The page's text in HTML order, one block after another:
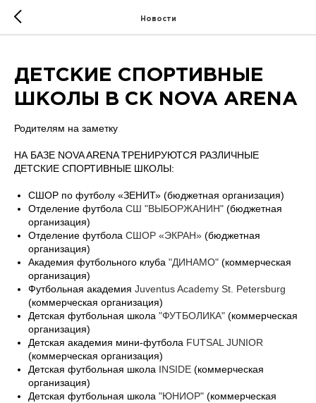
Новости
ДЕТСКИЕ СПОРТИВНЫЕ
ШКОЛЫ В СК NOVA ARENA
Родителям на заметку
НА БАЗЕ NOVA ARENA ТРЕНИРУЮТСЯ РАЗЛИЧНЫЕ
ДЕТСКИЕ СПОРТИВНЫЕ ШКОЛЫ:
СШОР по футболу «ЗЕНИТ» (бюджетная организация)
Отделение футбола СШ "ВЫБОРЖАНИН" (бюджетная
организация)
Отделение футбола СШОР «ЭКРАН» (бюджетная
организация)
Академия футбольного клуба "ДИНАМО" (коммерческая
организация)
Футбольная академия Juventus Academy St. Petersburg
(коммерческая организация)
Детская футбольная школа "ФУТБОЛИКА" (коммерческая
организация)
Детская академия мини-футбола FUTSAL JUNIOR
(коммерческая организация)
Детская футбольная школа INSIDE (коммерческая
организация)
Детская футбольная школа "ЮНИОР" (коммерческая